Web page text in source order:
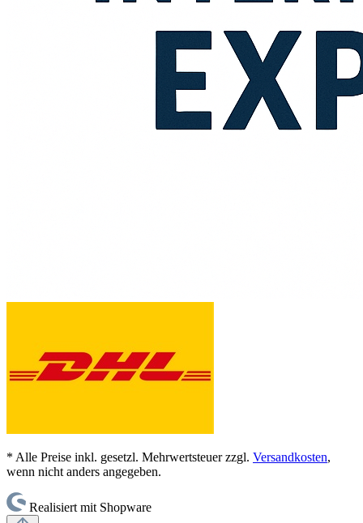
* Alle Preise inkl. gesetzl. Mehrwertsteuer zzgl. Versandkosten,
wenn nicht anders angegeben.
Realisiert mit Shopware